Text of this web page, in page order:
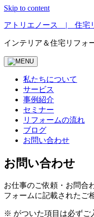
Skip to content
アトリエノース | 住宅
インテリア＆住宅リフォ
私たちについて
サービス
事例紹介
セミナー
リフォームの流れ
ブログ
お問い合わせ
お問い合わせ
お仕事のご依頼・お問合
フォームに記載されたご
※ がついた項目は必ずご